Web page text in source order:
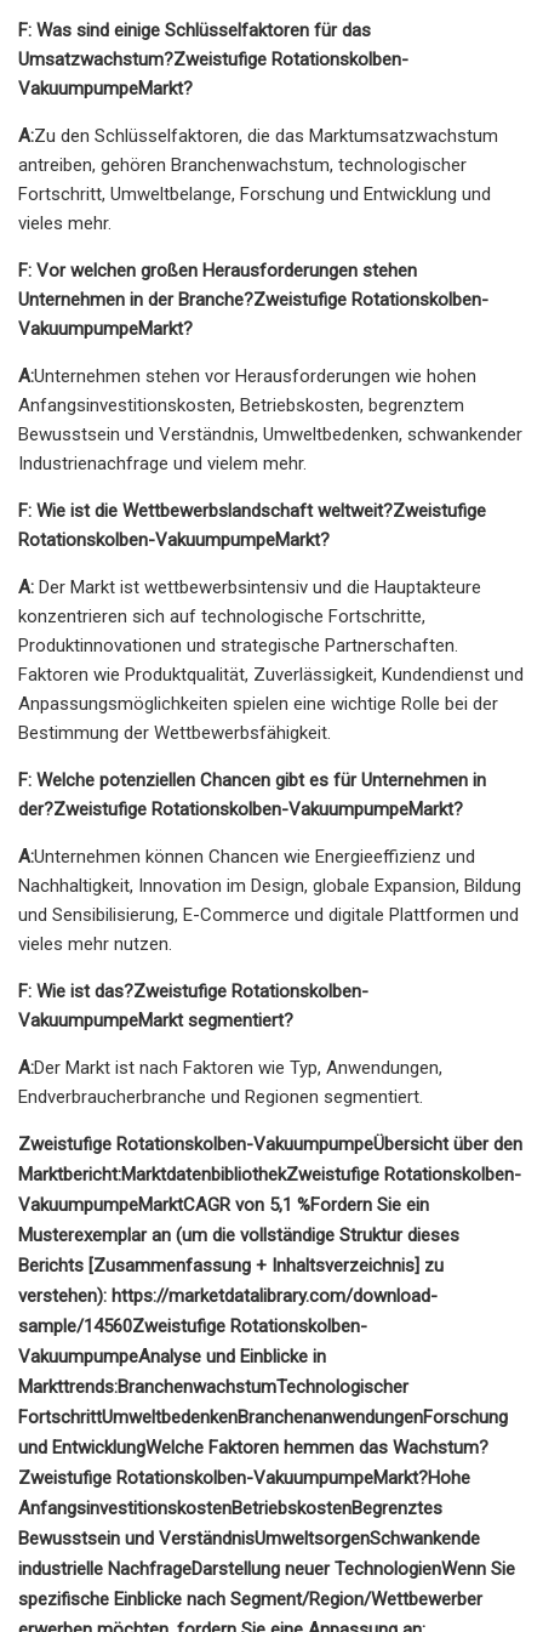
F: Was sind einige Schlüsselfaktoren für das
Umsatzwachstum?Zweistufige Rotationskolben-
VakuumpumpeMarkt?
A:Zu den Schlüsselfaktoren, die das Marktumsatzwachstum
antreiben, gehören Branchenwachstum, technologischer
Fortschritt, Umweltbelange, Forschung und Entwicklung und
vieles mehr.
F: Vor welchen großen Herausforderungen stehen
Unternehmen in der Branche?Zweistufige Rotationskolben-
VakuumpumpeMarkt?
A:Unternehmen stehen vor Herausforderungen wie hohen
Anfangsinvestitionskosten, Betriebskosten, begrenztem
Bewusstsein und Verständnis, Umweltbedenken, schwankender
Industrienachfrage und vielem mehr.
F: Wie ist die Wettbewerbslandschaft weltweit?Zweistufige
Rotationskolben-VakuumpumpeMarkt?
A: Der Markt ist wettbewerbsintensiv und die Hauptakteure
konzentrieren sich auf technologische Fortschritte,
Produktinnovationen und strategische Partnerschaften.
Faktoren wie Produktqualität, Zuverlässigkeit, Kundendienst und
Anpassungsmöglichkeiten spielen eine wichtige Rolle bei der
Bestimmung der Wettbewerbsfähigkeit.
F: Welche potenziellen Chancen gibt es für Unternehmen in
der?Zweistufige Rotationskolben-VakuumpumpeMarkt?
A:Unternehmen können Chancen wie Energieeffizienz und
Nachhaltigkeit, Innovation im Design, globale Expansion, Bildung
und Sensibilisierung, E-Commerce und digitale Plattformen und
vieles mehr nutzen.
F: Wie ist das?Zweistufige Rotationskolben-
VakuumpumpeMarkt segmentiert?
A:Der Markt ist nach Faktoren wie Typ, Anwendungen,
Endverbraucherbranche und Regionen segmentiert.
Zweistufige Rotationskolben-VakuumpumpeÜbersicht über den
Marktbericht:MarktdatenbibliothekZweistufige Rotationskolben-
VakuumpumpeMarktCAGR von 5,1 %Fordern Sie ein
Musterexemplar an (um die vollständige Struktur dieses
Berichts [Zusammenfassung + Inhaltsverzeichnis] ​​zu
verstehen): https://marketdatalibrary.com/download-
sample/14560Zweistufige Rotationskolben-
VakuumpumpeAnalyse und Einblicke in
Markttrends:BranchenwachstumTechnologischer
FortschrittUmweltbedenkenBranchenanwendungenForschung
und EntwicklungWelche Faktoren hemmen das Wachstum?
Zweistufige Rotationskolben-VakuumpumpeMarkt?Hohe
AnfangsinvestitionskostenBetriebskostenBegrenztes
Bewusstsein und VerständnisUmweltsorgenSchwankende
industrielle NachfrageDarstellung neuer TechnologienWenn Sie
spezifische Einblicke nach Segment/Region/Wettbewerber